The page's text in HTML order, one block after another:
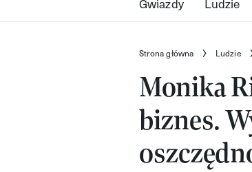
Strona główna Ludzie
Monika
biznes.